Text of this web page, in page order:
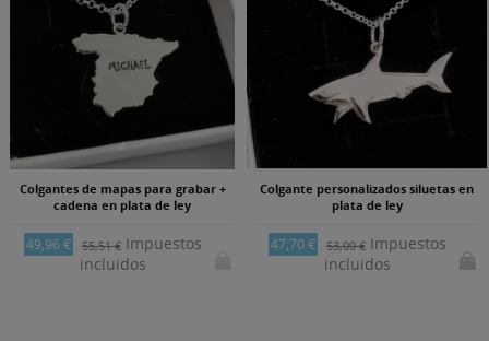
Colgantes de mapas para grabar +
cadena en plata de ley
49,96 € 55,51 €Impuestos
incluidos
Colgante personalizados siluetas en
plata de ley
47,70 € 53,00 €Impuestos
incluidos